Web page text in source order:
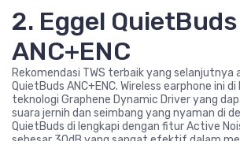
2. Eggel QuietBuds
ANC+ENC
Rekomendasi TWS terbaik yang selanjutnya
QuietBuds ANC+ENC. Wireless earphone ini
teknologi Graphene Dynamic Driver yang
suara jernih dan seimbang yang nyaman di
QuietBuds di lengkapi dengan fitur Active